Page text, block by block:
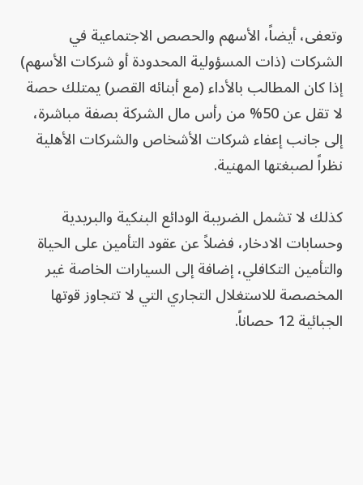
وتعفى، أيضاً، الأسهم والحصص الاجتماعية في
الشركات (ذات المسؤولية المحدودة أو شركات الأسهم)
إذا كان المطالب بالأداء (مع أبنائه القصر) يمتلك حصة
لا تقل عن 50% من رأس مال الشركة بصفة مباشرة،
إلى جانب إعفاء شركات الأشخاص والشركات الأهلية
نظراً لصبغتها المهنية.
كذلك لا تشمل الضريبة الودائع البنكية والبريدية
وحسابات الادخار، فضلاً عن عقود التأمين على الحياة
والتأمين التكافلي، إضافة إلى السيارات الخاصة غير
المخصصة للاستغلال التجاري التي لا تتجاوز قوتها
الجبائية 12 حصاناً.